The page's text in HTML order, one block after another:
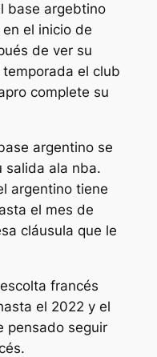
base argebtino
el inicio de
de ver su
el club
complete su
argentino se
salida ala nba.
argentino tiene
el mes de
cláusula que le
francés
el 2022 y el
pensado seguir